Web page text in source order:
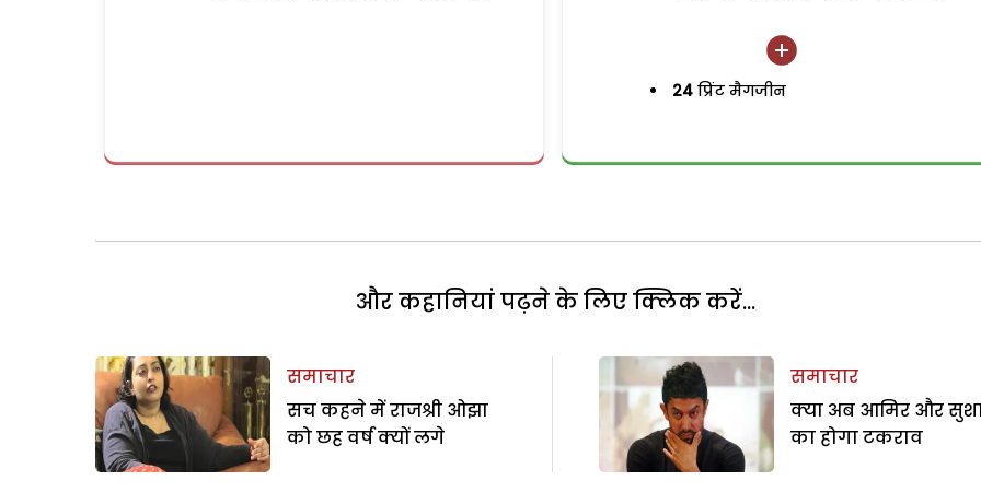
24 प्रिंट मैगजीन
और कहानियां पढ़ने के लिए क्लिक करें...
समाचार
सच कहने में राजश्री ओझा
को छह वर्ष क्यों लगे
समाचार
क्या अब आमिर और
का होगा टकराव